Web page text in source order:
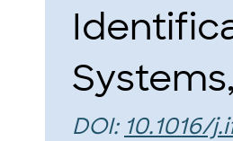
DOI: 10.1016/